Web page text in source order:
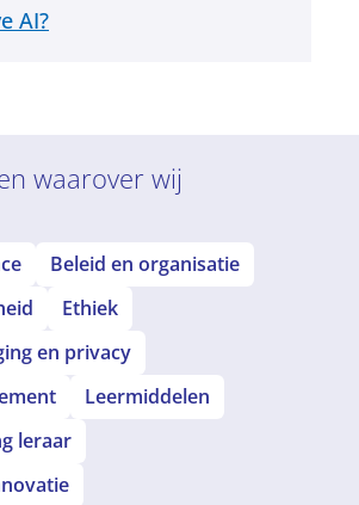
AI?
waarover wij
Beleid en organisatie
Ethiek
en privacy
Leermiddelen
leraar